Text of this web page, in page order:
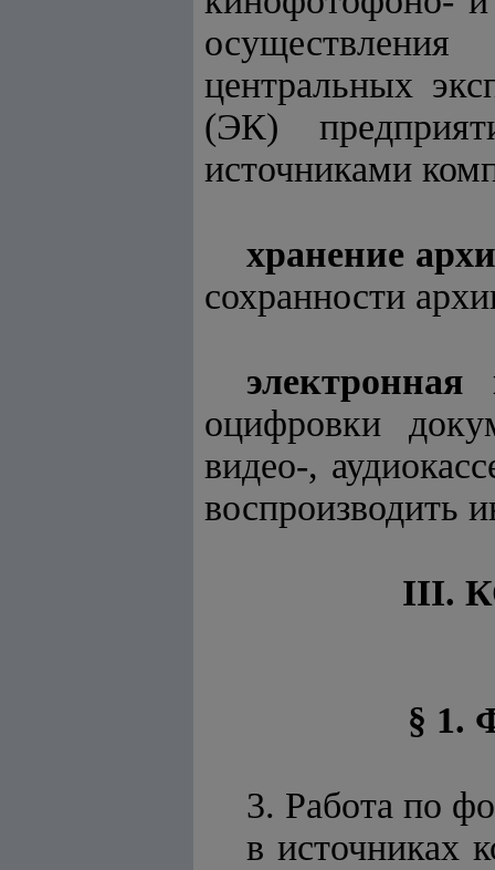
центральных
(ЭК)
источниками
хранение
сохранности
электронная
оцифровки
видео-,
воспроизводить
III.
§ 1.
3. Работа по
в источниках